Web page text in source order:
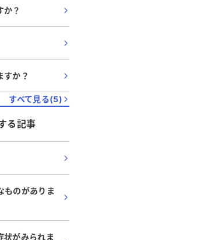
か？
すか？
すべて見る(5)
る記事
ものがありま
状がみられま